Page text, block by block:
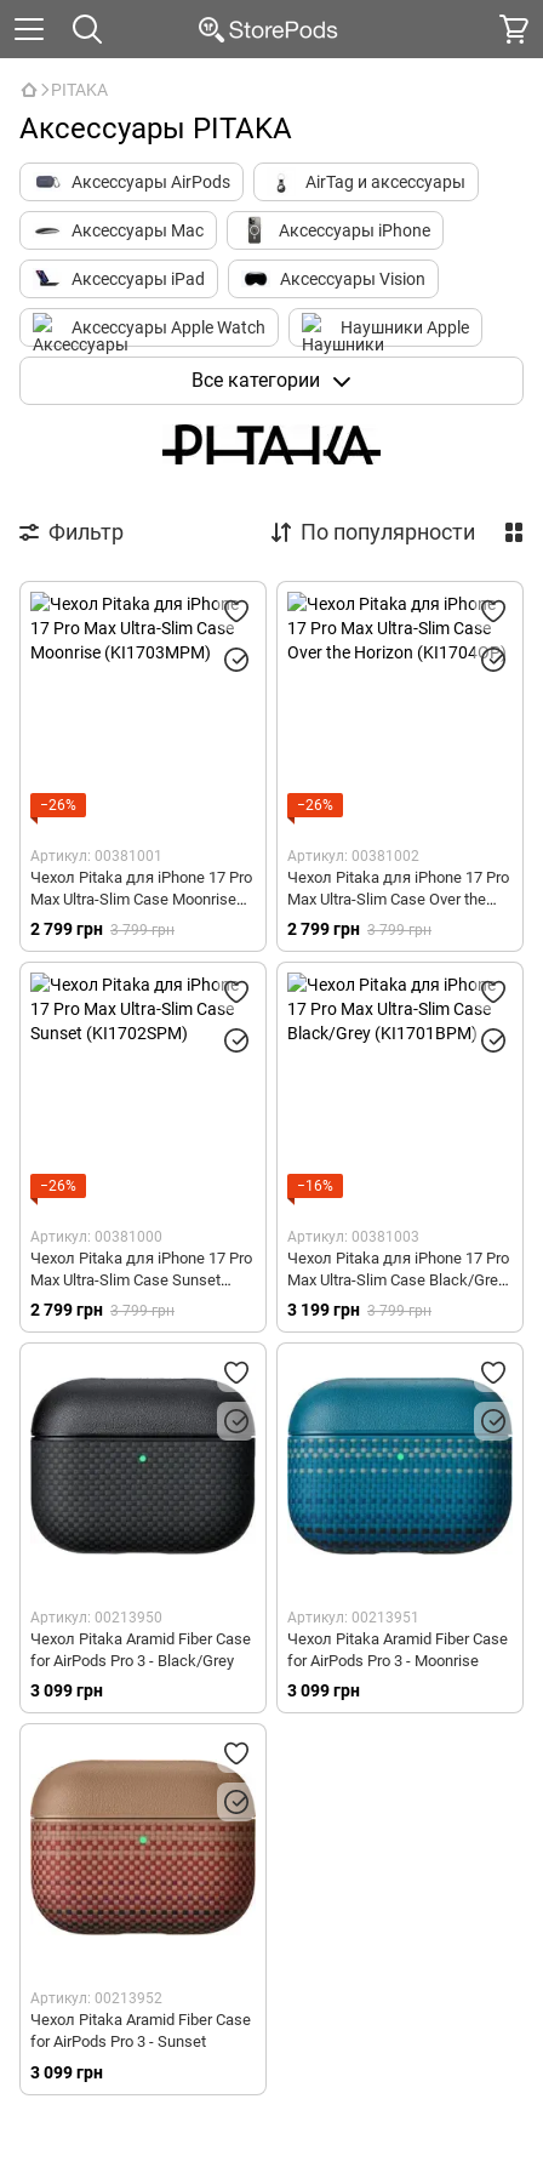
PITAKA
Аксессуары PITAKA
Аксессуары AirPods AirTag и аксессуары
Аксессуары Mac Аксессуары iPhone
Аксессуары iPad Аксессуары Vision
Аксессуары Apple Watch Наушники Apple
Носимые устройства HomePod
Apple TV и аксессуары Города
Все категории
Фильтр По популярности
−26%
Артикул: 00381001
Чехол Pitaka для iPhone 17 Pro
Max Ultra-Slim Case Moonrise
(KI1703MPM)
2 799 грн 3 799 грн
−26%
Артикул: 00381002
Чехол Pitaka для iPhone 17 Pro
Max Ultra-Slim Case Over the
Horizon (KI1704OP)
2 799 грн 3 799 грн
−26%
Артикул: 00381000
Чехол Pitaka для iPhone 17 Pro
Max Ultra-Slim Case Sunset
(KI1702SPM)
2 799 грн 3 799 грн
−16%
Артикул: 00381003
Чехол Pitaka для iPhone 17 Pro
Max Ultra-Slim Case Black/Grey
(KI1701BPM)
3 199 грн 3 799 грн
Артикул: 00213950
Чехол Pitaka Aramid Fiber Case
for AirPods Pro 3 - Black/Grey
3 099 грн
Артикул: 00213951
Чехол Pitaka Aramid Fiber Case
for AirPods Pro 3 - Moonrise
3 099 грн
Артикул: 00213952
Чехол Pitaka Aramid Fiber Case
for AirPods Pro 3 - Sunset
3 099 грн